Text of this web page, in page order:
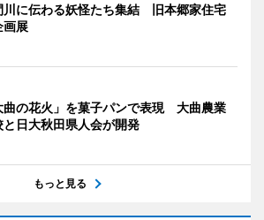
川に伝わる妖怪たち集結 旧本郷家住宅
画展
曲の花火」を菓子パンで表現 大曲農業
と日大秋田県人会が開発
もっと見る